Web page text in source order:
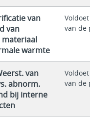
van
van
warmte
van de
van
abnorm.
bij interne
van de